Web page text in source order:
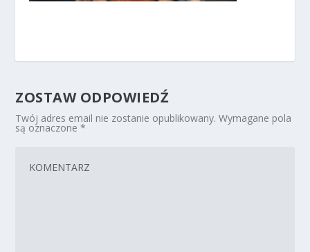
ZOSTAW ODPOWIEDŹ
Twój adres email nie zostanie opublikowany. Wymagane pola
są oznaczone*